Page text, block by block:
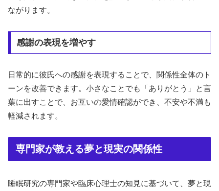
ながります。
感謝の表現を増やす
日常的に彼氏への感謝を表現することで、関係性全体のト
ーンを改善できます。小さなことでも「ありがとう」と言
葉に出すことで、お互いの愛情確認ができ、不安や不満も
軽減されます。
専門家が教える夢と現実の関係性
睡眠研究の専門家や臨床心理士の知見に基づいて、夢と現